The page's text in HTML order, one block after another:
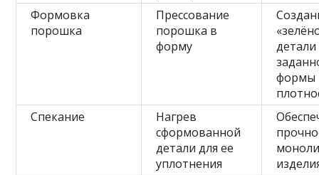
Формовка
порошка
Прессование
порошка в
форму
детали
формы
Спекание
Нагрев
сформованной
детали для ее
уплотнения